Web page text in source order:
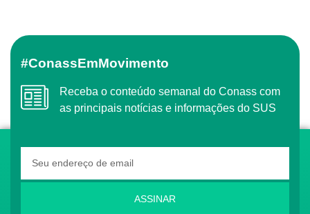
#ConassEmMovimento
Receba o conteúdo semanal do Conass com
as principais notícias e informações do SUS
ASSINAR